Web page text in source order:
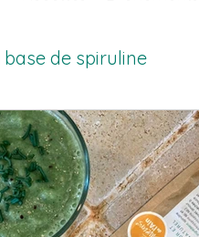
de spiruline